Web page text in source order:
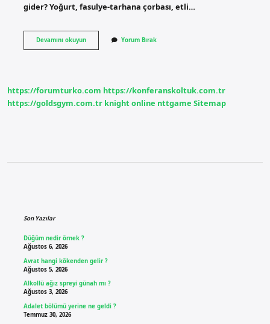
gider? Yoğurt, fasulye-tarhana çorbası, etli…
Devamını okuyunSemizotu
Salatasına
Yorum Bırak
https://forumturko.com https://konferanskoltuk.com.tr
https://goldsgym.com.tr knight online nttgame Sitemap
Son Yazılar
Düğüm nedir örnek ?
Ağustos 6, 2026
Avrat hangi kökenden gelir ?
Ağustos 5, 2026
Alkollü ağız spreyi günah mı ?
Ağustos 3, 2026
Adalet bölümü yerine ne geldi ?
Temmuz 30, 2026